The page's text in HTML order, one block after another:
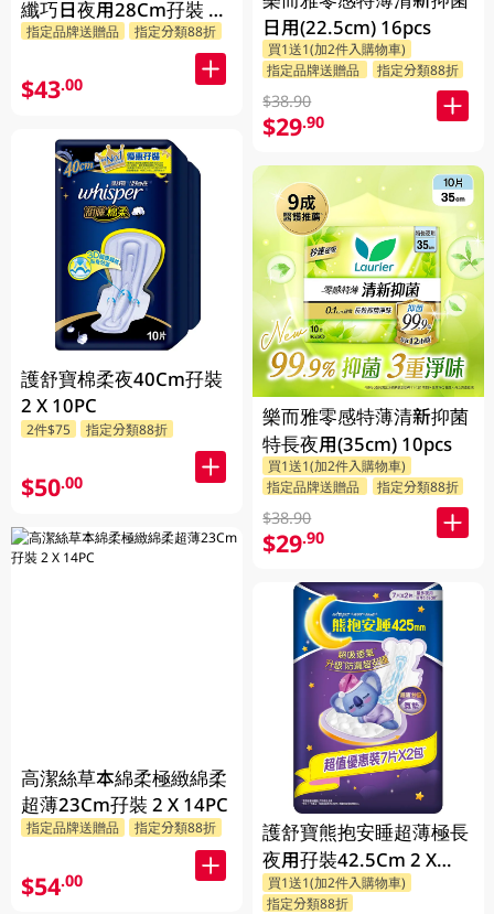
纖巧日夜用28Cm孖裝 2
X 10PC
指定品牌送贈品 指定分類88折
$43.00
護舒寶棉柔夜40Cm孖裝
2 X 10PC
2件$75 指定分類88折
$50.00
高潔絲草本綿柔極緻綿柔
超薄23Cm孖裝 2 X 14PC
指定品牌送贈品 指定分類88折
$54.00
日用(22.5cm) 16pcs
買1送1(加2件入購物車)
指定品牌送贈品
指定分類88折
$38.90
$29.90
樂而雅零感特薄清新抑菌
特長夜用(35cm) 10pcs
買1送1(加2件入購物車)
指定品牌送贈品
指定分類88折
$38.90
$29.90
護舒寶熊抱安睡超薄極長
夜用孖裝42.5Cm 2 X
7PC
買1送1(加2件入購物車)
指定分類88折